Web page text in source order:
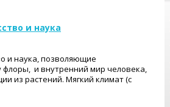
и наука
и наука, позволяющие
и внутренний мир человека,
из растений. Мягкий климат (с